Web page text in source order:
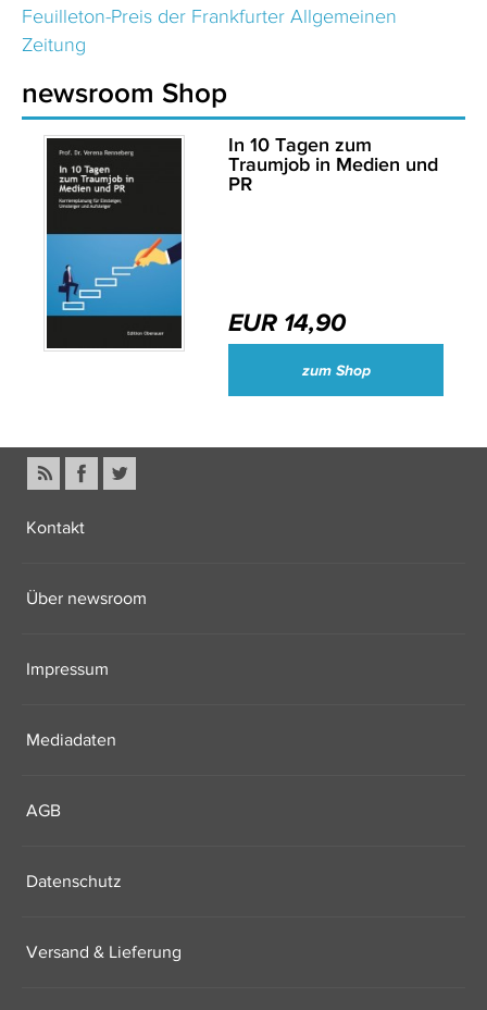
Feuilleton-Preis der Frankfurter Allgemeinen
Zeitung
newsroom Shop
In 10 Tagen zum
Traumjob in Medien und
PR
EUR 14,90
zum Shop
Kontakt
Über newsroom
Impressum
Mediadaten
AGB
Datenschutz
Versand & Lieferung